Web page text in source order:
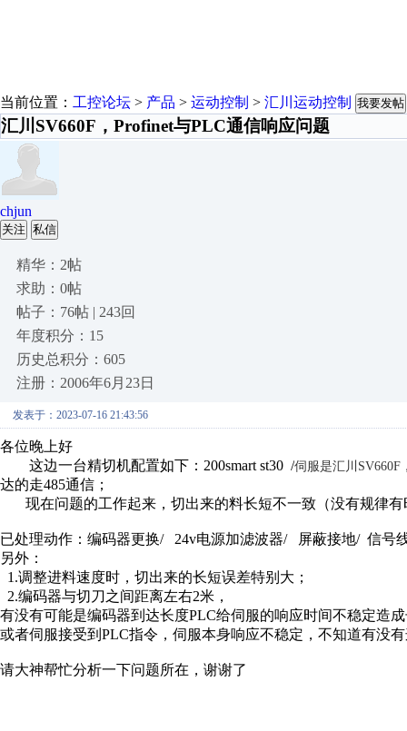
当前位置： 工控论坛 > 产品 > 运动控制 > 汇川运动控制 我要发帖
汇川SV660F，Profinet与PLC通信响应问题
chjun
关注 私信
精华：2帖
求助：0帖
帖子：76帖 | 243回
年度积分：15
历史总积分：605
注册：2006年6月23日
发表于：2023-07-16 21:43:56
各位晚上好
这边一台精切机配置如下：200smart st30 /伺服是汇川SV660F
达的走485通信；
现在问题的工作起来，切出来的料长短不一致（没有规律有
已处理动作：编码器更换/ 24v电源加滤波器/ 屏蔽接地/ 信号
另外：
1.调整进料速度时，切出来的长短误差特别大；
2.编码器与切刀之间距离左右2米，
有没有可能是编码器到达长度PLC给伺服的响应时间不稳定造
或者伺服接受到PLC指令，伺服本身响应不稳定，不知道有没
请大神帮忙分析一下问题所在，谢谢了